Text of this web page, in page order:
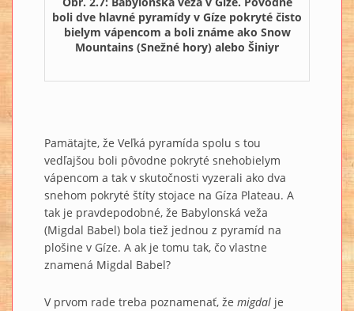
boli dve hlavné pyramídy v Gíze pokryté čisto
bielym vápencom a boli známe ako Snow
Mountains (Snežné hory) alebo Šiniyr
Pamätajte, že Veľká pyramída spolu s tou
vedľajšou boli pôvodne pokryté snehobielym
vápencom a tak v skutočnosti vyzerali ako dva
snehom pokryté štíty stojace na Gíza Plateau. A
tak je pravdepodobné, že Babylonská veža
(Migdal Babel) bola tiež jednou z pyramíd na
plošine v Gíze. A ak je tomu tak, čo vlastne
znamená Migdal Babel?
V prvom rade treba poznamenať, že migdal je